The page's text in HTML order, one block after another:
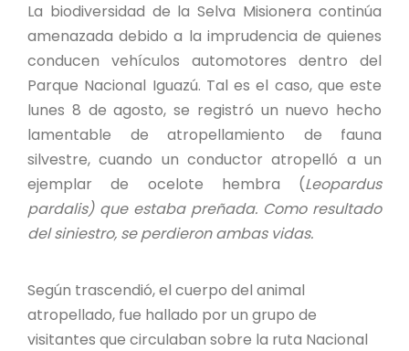
INVENTARIO DE LA BIODIVERSIDAD MISIONERA
investigadores
FORMULARIO DE REGISTRO DE
INVESTIGADORES
AUTORIZACIONES
PROGRAMAS Y PROYECTOS
PROGRAMAS
PROYECTO ÁGUILAS DE MISIONES
La biodiversidad de la Selva Misionera continúa
amenazada debido a la imprudencia de quienes
conducen vehículos automotores dentro del
Parque Nacional Iguazú. Tal es el caso, que este
lunes 8 de agosto, se registró un nuevo hecho
lamentable de atropellamiento de fauna
silvestre, cuando un conductor atropelló a un
ejemplar de ocelote hembra (Leopardus
pardalis) que estaba preñada. Como resultado
del siniestro, se perdieron ambas vidas.
Según trascendió, el cuerpo del animal
atropellado, fue hallado por un grupo de
visitantes que circulaban sobre la ruta Nacional